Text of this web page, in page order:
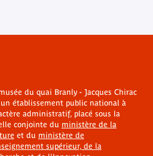
du quai Branly - Jacques Chirac
établissement public national à
administratif, placé sous la
conjointe du ministère de la
et du ministère de
supérieur, de la